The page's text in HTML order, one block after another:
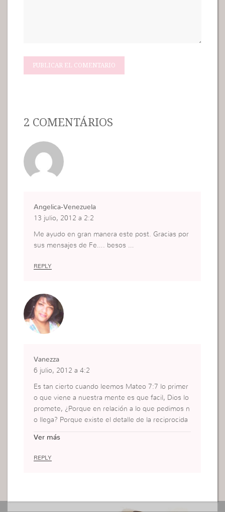
2 COMENTÁRIOS
Angelica-Venezuela
13 julio, 2012 a 2:2
Me ayudo en gran manera este post. Gracias por
sus mensajes de Fe…. besos …
REPLY
Vanezza
6 julio, 2012 a 4:2
Es tan cierto cuando leemos Mateo 7:7 lo primer
o que viene a nuestra mente es que facil, Dios lo
promete, ¿Porque en relación a lo que pedimos n
o llega? Porque existe el detalle de la reciprocida
mo hijos tambien debemos esa entrega, enfrenta
Ver más
REPLY